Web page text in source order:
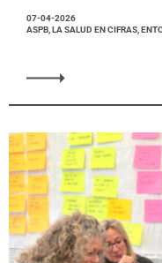
07-04-2026
ASPB, LA SALUD EN CIFRAS,